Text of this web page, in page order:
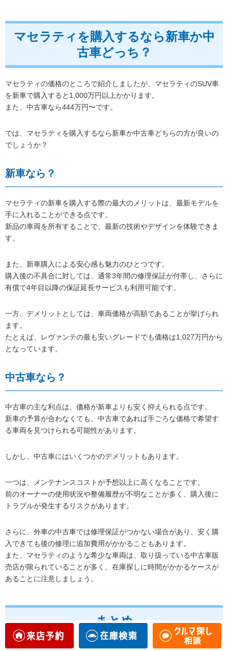
マセラティを購入するなら新車か中
古車どっち？
マセラティの価格のところで紹介しましたが、マセラティのSUV車
を新車で購入すると1,000万円以上かかります。
また、中古車なら444万円〜です。
では、マセラティを購入するなら新車か中古車どちらの方が良いの
でしょうか？
新車なら？
マセラティの新車を購入する際の最大のメリットは、最新モデルを
手に入れることができる点です。
新品の車両を所有することで、最新の技術やデザインを体験できま
す。
また、新車購入による安心感も魅力のひとつです。
購入後の不具合に対しては、通常3年間の修理保証が付帯し、さらに
有償で4年目以降の保証延長サービスも利用可能です。
一方、デメリットとしては、車両価格が高額であることが挙げられ
ます。
たとえば、レヴァンテの最も安いグレードでも価格は1,027万円から
となっています。
中古車なら？
中古車の主な利点は、価格が新車よりも安く抑えられる点です。
新車の予算が合わなくても、中古車であれば手ごろな価格で希望す
る車両を見つけられる可能性があります。
しかし、中古車にはいくつかのデメリットもあります。
一つは、メンテナンスコストが予想以上に高くなることです。
前のオーナーの使用状況や整備履歴が不明なことが多く、購入後に
トラブルが発生するリスクがあります。
さらに、外車の中古車では修理保証がつかない場合があり、安く購
入できても後の修理に追加費用がかかることもあります。
また、マセラティのような希少な車両は、取り扱っている中古車販
売店が限られていることが多く、在庫探しに時間がかかるケースが
あることに注意しましょう。
まとめ